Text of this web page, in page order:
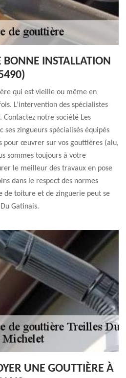
BONNE INSTALLATION
qui est vieille ou même en
L’intervention des spécialistes
notre société Les
ses zingueurs spécialisés équipés
pour œuvrer sur vos gouttières (alu,
sommes toujours à votre
le meilleur des travaux en pose
dans le respect des normes
de toiture et de zinguerie peut se
Gatinais.
UNE GOUTTIÈRE À